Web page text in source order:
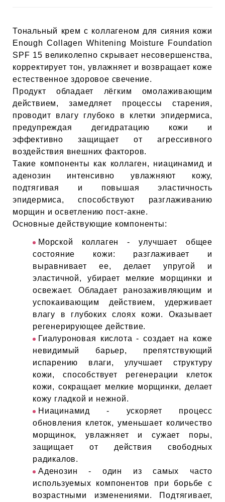
И
ТЕЙПЫ
keyboard_arrow_right
keyboard_arrow_right
keyboard_arrow_right
Тональный крем с коллагеном для сияния кожи
Enough Collagen Whitening Moisture Foundation
SPF 15 великолепно скрывает несовершенства,
корректирует тон, увлажняет и возвращает коже
естественное здоровое свечение.
Продукт обладает лёгким омолаживающим
действием, замедляет процессы старения,
проводит влагу глубоко в клетки эпидермиса,
предупреждая дегидратацию кожи и
эффективно защищает от агрессивного
воздействия внешних факторов.
Такие компоненты как коллаген, ниацинамид и
аденозин интенсивно увлажняют кожу,
подтягивая и повышая эластичность
эпидермиса, способствуют разглаживанию
морщин и осветлению пост-акне.
Основные действующие компоненты:
Морской коллаген - улучшает общее
состояние кожи: разглаживает и
выравнивает ее, делает упругой и
эластичной, убирает мелкие морщинки и
освежает. Обладает ранозаживляющим и
успокаивающим действием, удерживает
влагу в глубоких слоях кожи. Оказывает
регенерирующее действие.
Гиалуроновая кислота - создает на коже
невидимый барьер, препятствующий
испарению влаги, улучшает структуру
кожи, способствует регенерации клеток
кожи, сокращает мелкие морщинки, делает
кожу гладкой и нежной.
Ниацинамид - ускоряет процесс
обновления клеток, уменьшает количество
морщинок, увлажняет и сужает поры,
защищает от действия свободных
радикалов.
Аденозин - один из самых часто
используемых компонентов при борьбе с
возрастными изменениями. Подтягивает,